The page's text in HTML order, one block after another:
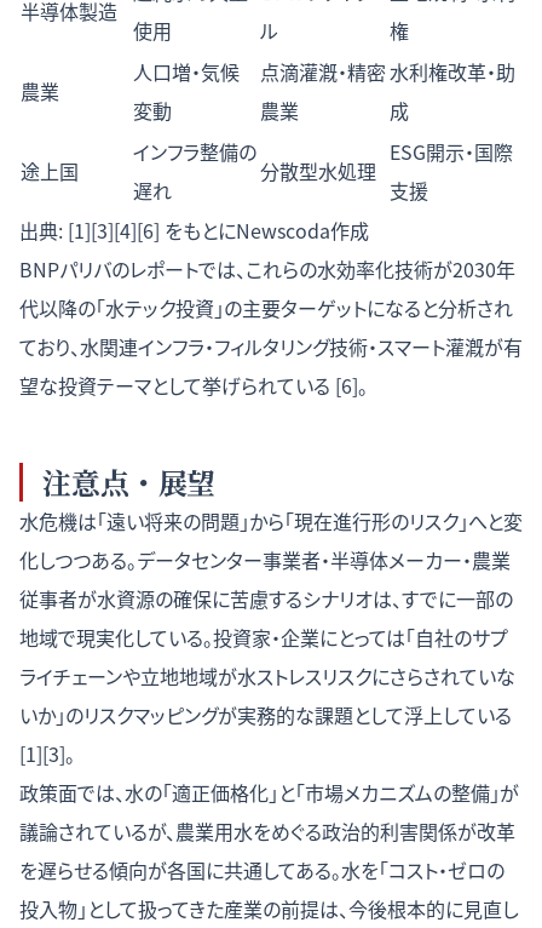
半導体製造
使用
ル
権
農業
人口増・気候
変動
点滴灌漑・精密
農業
水利権改革・助
成
途上国
インフラ整備の
遅れ
分散型水処理
ESG開示・国際
支援
出典: [1][3][4][6] をもとにNewscoda作成
BNPパリバのレポートでは、これらの水効率化技術が2030年
代以降の「水テック投資」の主要ターゲットになると分析され
ており、水関連インフラ・フィルタリング技術・スマート灌漑が有
望な投資テーマとして挙げられている [6]。
注意点・展望
水危機は「遠い将来の問題」から「現在進行形のリスク」へと変
化しつつある。データセンター事業者・半導体メーカー・農業
従事者が水資源の確保に苦慮するシナリオは、すでに一部の
地域で現実化している。投資家・企業にとっては「自社のサプ
ライチェーンや立地地域が水ストレスリスクにさらされていな
いか」のリスクマッピングが実務的な課題として浮上している
[1][3]。
政策面では、水の「適正価格化」と「市場メカニズムの整備」が
議論されているが、農業用水をめぐる政治的利害関係が改革
を遅らせる傾向が各国に共通してある。水を「コスト・ゼロの
投入物」として扱ってきた産業の前提は、今後根本的に見直し